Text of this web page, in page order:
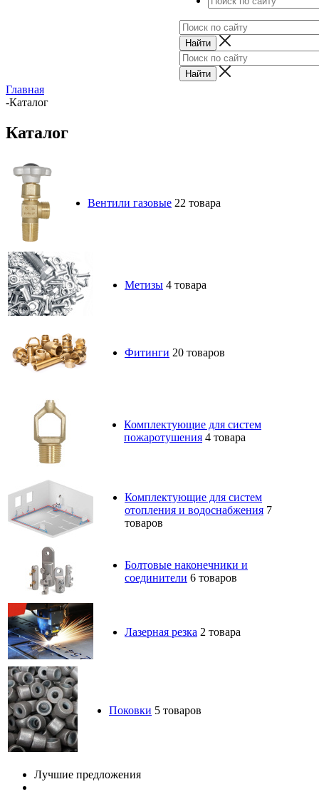
Главная
-Каталог
Каталог
Вентили газовые 22 товара
Метизы 4 товара
Фитинги 20 товаров
Комплектующие для систем
пожаротушения 4 товара
Комплектующие для систем
отопления и водоснабжения 7
товаров
Болтовые наконечники и
соединители 6 товаров
Лазерная резка 2 товара
Поковки 5 товаров
Лучшие предложения